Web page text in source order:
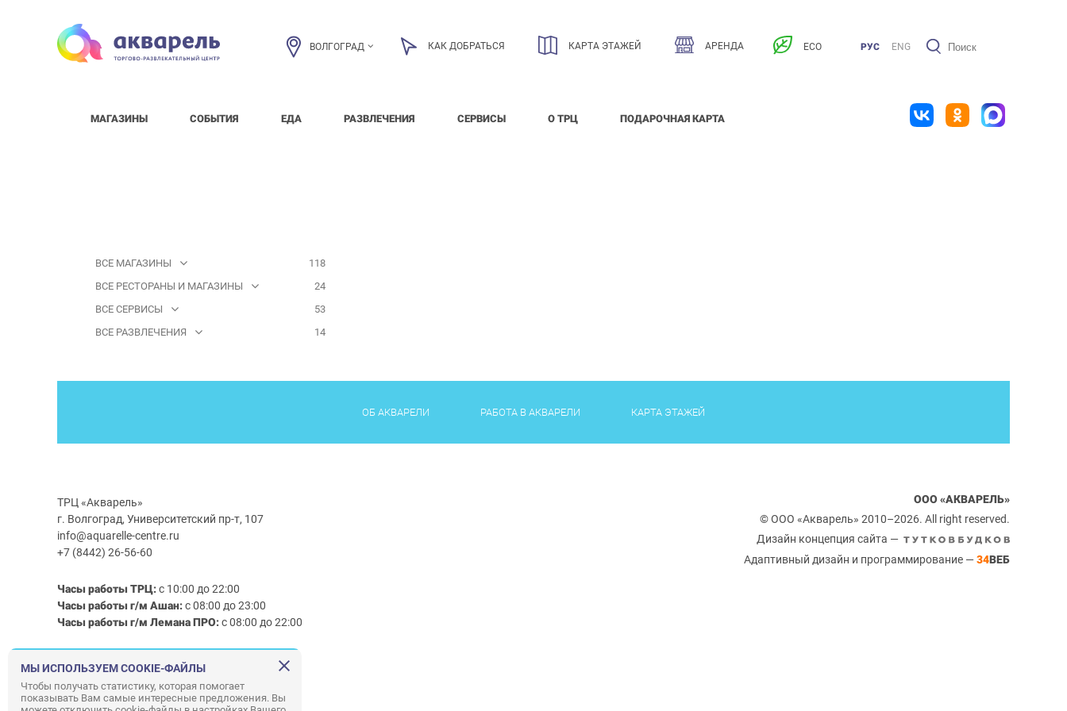
ВОЛГОГРАД КАК ДОБРАТЬСЯ КАРТА ЭТАЖЕЙ АРЕНДА ECO РУС ENG
МАГАЗИНЫ СОБЫТИЯ ЕДА РАЗВЛЕЧЕНИЯ СЕРВИСЫ О ТРЦ ПОДАРОЧНАЯ КАРТА
ВСЕ МАГАЗИНЫ
118
ВСЕ РЕСТОРАНЫ И МАГАЗИНЫ
24
ВСЕ СЕРВИСЫ
53
ВСЕ РАЗВЛЕЧЕНИЯ
14
ОБ АКВАРЕЛИ РАБОТА В АКВАРЕЛИ КАРТА ЭТАЖЕЙ
ТРЦ «Акварель»
г. Волгоград, Университетский пр-т, 107
info@aquarelle-centre.ru
+7 (8442) 26-56-60
Часы работы ТРЦ:с 10:00 до 22:00
Часы работы г/м Ашан:с 08:00 до 23:00
Часы работы г/м Лемана ПРО:с 08:00 до 22:00
Правила посещения ТРЦ «Акварель»
ООО «АКВАРЕЛЬ»
© ООО «Акварель» 2010–2026. All right reserved.
Дизайн концепция сайта —
Адаптивный дизайн и программирование — 34ВЕБ
МЫ ИСПОЛЬЗУЕМ COOKIE-ФАЙЛЫ
Чтобы получать статистику, которая помогает
показывать Вам самые интересные предложения. Вы